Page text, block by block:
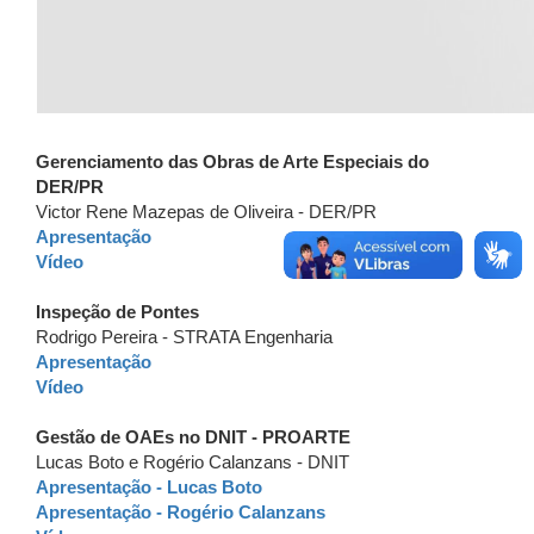
Gerenciamento das Obras de Arte Especiais do
DER/PR
Victor Rene Mazepas de Oliveira - DER/PR
Apresentação
Vídeo
Inspeção de Pontes
Rodrigo Pereira - STRATA Engenharia
Apresentação
Vídeo
Gestão de OAEs no DNIT - PROARTE
Lucas Boto e Rogério Calanzans - DNIT
Apresentação - Lucas Boto
Apresentação - Rogério Calanzans